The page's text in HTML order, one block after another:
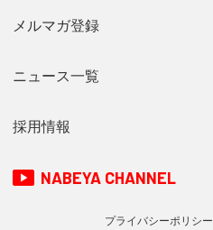
メルマガ登録
ニュース一覧
採用情報
NABEYA CHANNEL
プライバシーポリシー